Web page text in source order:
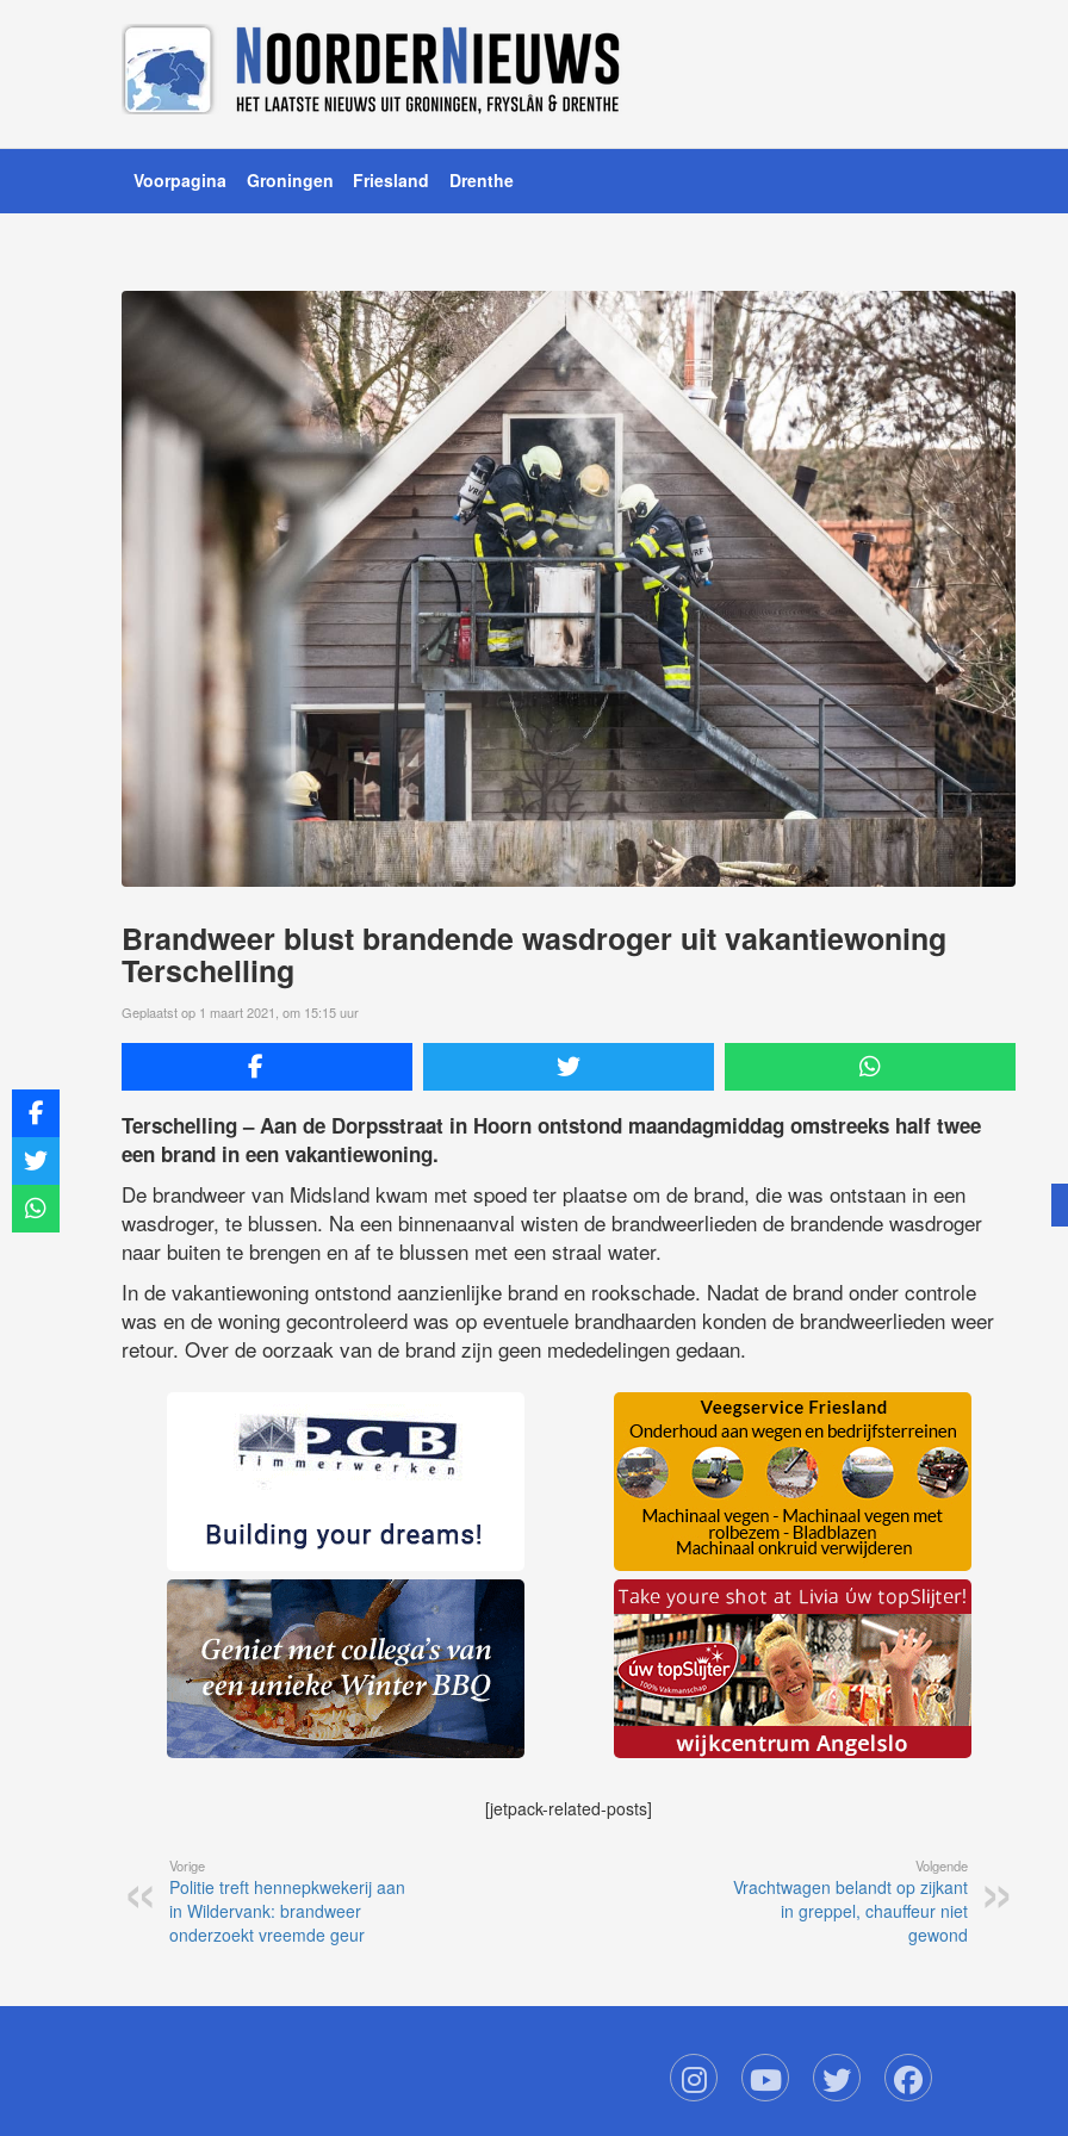
Voorpagina Groningen Friesland Drenthe
Brandweer blust brandende wasdroger uit vakantiewoning
Terschelling
Geplaatst op 1 maart 2021, om 15:15 uur
Terschelling – Aan de Dorpsstraat in Hoorn ontstond maandagmiddag omstreeks half twee
een brand in een vakantiewoning.
De brandweer van Midsland kwam met spoed ter plaatse om de brand, die was ontstaan in een
wasdroger, te blussen. Na een binnenaanval wisten de brandweerlieden de brandende wasdroger
naar buiten te brengen en af te blussen met een straal water.
In de vakantiewoning ontstond aanzienlijke brand en rookschade. Nadat de brand onder controle
was en de woning gecontroleerd was op eventuele brandhaarden konden de brandweerlieden weer
retour. Over de oorzaak van de brand zijn geen mededelingen gedaan.
[jetpack-related-posts]
Vorige
Politie treft hennepkwekerij aan
in Wildervank: brandweer
onderzoekt vreemde geur
Volgende
Vrachtwagen belandt op zijkant
in greppel, chauffeur niet
gewond